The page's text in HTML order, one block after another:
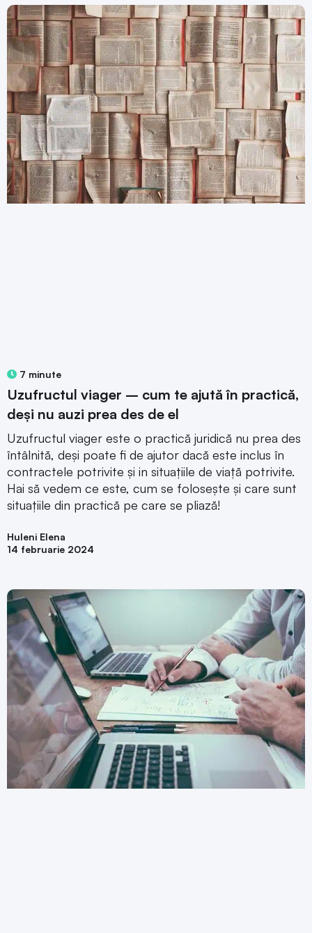
7 minute
Uzufructul viager – cum te ajută în practică,
deși nu auzi prea des de el
Uzufructul viager este o practică juridică nu prea des
întâlnită, deși poate fi de ajutor dacă este inclus în
contractele potrivite și in situațiile de viață potrivite.
Hai să vedem ce este, cum se folosește și care sunt
situațiile din practică pe care se pliază!
Huleni Elena
14 februarie 2024